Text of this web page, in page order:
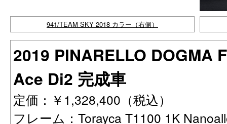
941/TEAM SKY 2018 カラー（右側）
2019 PINARELLO DOGMA
Ace Di2 完成車
定価：￥1,328,400（税込）
フレーム：Torayca T1100 1K